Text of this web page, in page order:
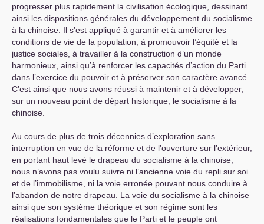
progresser plus rapidement la civilisation écologique, dessinant
ainsi les dispositions générales du développement du socialisme
à la chinoise. Il s’est appliqué à garantir et à améliorer les
conditions de vie de la population, à promouvoir l’équité et la
justice sociales, à travailler à la construction d’un monde
harmonieux, ainsi qu’à renforcer les capacités d’action du Parti
dans l’exercice du pouvoir et à préserver son caractère avancé.
C’est ainsi que nous avons réussi à maintenir et à développer,
sur un nouveau point de départ historique, le socialisme à la
chinoise.
Au cours de plus de trois décennies d’exploration sans
interruption en vue de la réforme et de l’ouverture sur l’extérieur,
en portant haut levé le drapeau du socialisme à la chinoise,
nous n’avons pas voulu suivre ni l’ancienne voie du repli sur soi
et de l’immobilisme, ni la voie erronée pouvant nous conduire à
l’abandon de notre drapeau. La voie du socialisme à la chinoise
ainsi que son système théorique et son régime sont les
réalisations fondamentales que le Parti et le peuple ont